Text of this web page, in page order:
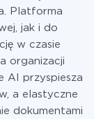
Platforma
jak i do
w czasie
organizacji
AI przyspiesza
a elastyczne
dokumentami